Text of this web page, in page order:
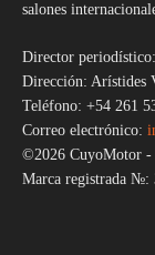
salones
Director
Dirección: Arístides
Teléfono: +54 261
Correo electrónico:
©2026 CuyoMotor -
Marca registrada №: